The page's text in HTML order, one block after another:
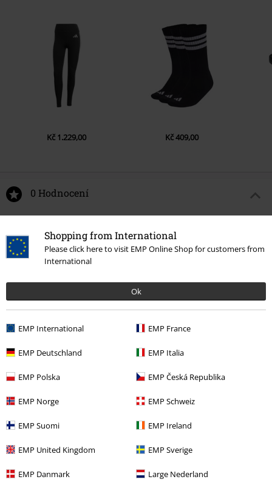
Shopping from International
Please click here to visit EMP Online Shop for customers from
International
Ok
EMP International EMP France
EMP Deutschland EMP Italia
EMP Polska EMP Česká Republika
EMP Norge EMP Schweiz
EMP Suomi EMP Ireland
EMP United Kingdom EMP Sverige
EMP Danmark Large Nederland
Kč 1.229,00 Kč 409,00
0 Hodnocení
Napsat hodnocení
Naposledy navštívené